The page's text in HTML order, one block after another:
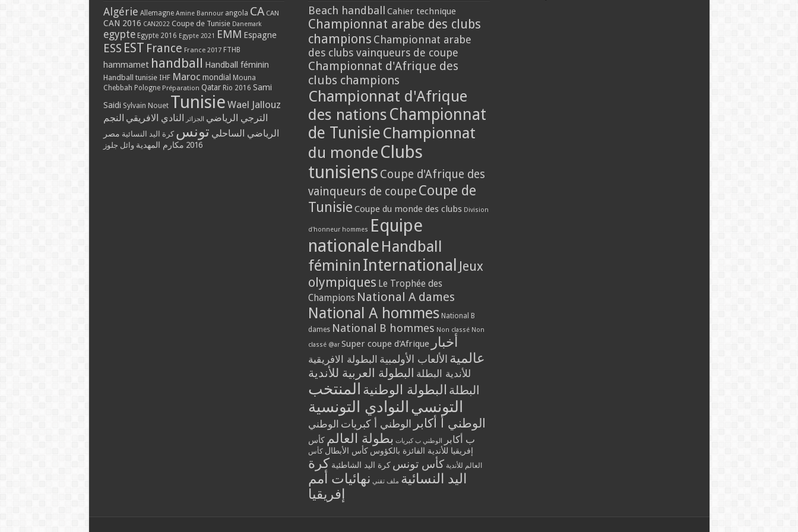
Algérie Allemagne Amine Bannour angola CA CAN
CAN 2016 CAN2022 Coupe de Tunisie Danemark
egypte Egypte 2016 Egypte 2021 EMM Espagne
ESS EST France France 2017 FTHB
hammamet handball Handball féminin
Handball tunisie IHF Maroc mondial Mouna
Chebbah Pologne Préparation Qatar Rio 2016 Sami
Saidi Sylvain Nouet Tunisie Wael Jallouz
الترجي الرياضي الجزائر النادي الافريقي النجم
الرياضي الساحلي تونس كرة اليد النسائية مصر
2016 مكارم المهدية وائل جلوز
Beach handball Cahier technique
Championnat arabe des clubs
champions Championnat arabe
des clubs vainqueurs de coupe
Championnat d'Afrique des
clubs champions
Championnat d'Afrique
des nations Championnat
de Tunisie Championnat
du monde Clubs
tunisiens Coupe d'Afrique des
vainqueurs de coupe Coupe de
Tunisie Coupe du monde des clubs Division
d'honneur hommes Equipe
nationale Handball
féminin International Jeux
olympiques Le Trophée des
Champions National A dames
National A hommes National B
dames National B hommes Non classé Non
classé @ar Super coupe d'Afrique أخبار
عالمية الألعاب الأولمبية البطولة الافريقية
للأندية البطلة البطولة العربية للأندية
البطلة البطولة الوطنية المنتخب
التونسي النوادي التونسية
الوطني أ أكابر الوطني أ كبريات الوطني
ب أكابر
الوطني ب كبريات بطولة العالم كأس
إفريقيا للأندية الفائزة بالكؤوس كأس الأبطال كأس
العالم للأندية كأس تونس كرة اليد الشاطئية كرة
اليد النسائية ملف تقني نهائيات أمم
إفريقيا